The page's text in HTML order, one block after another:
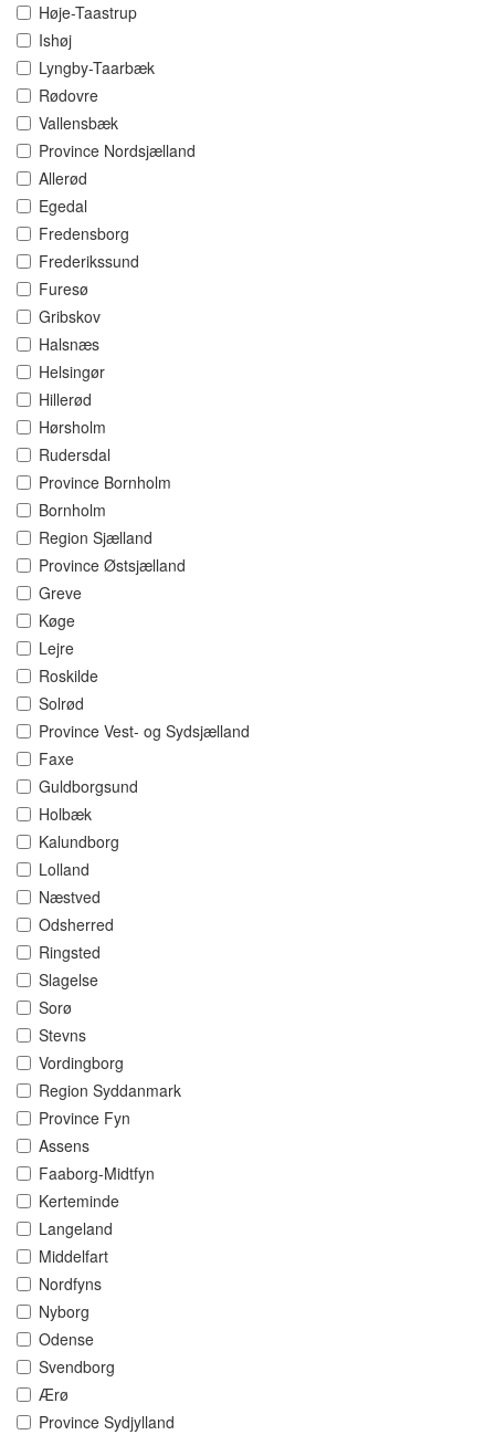
Høje-Taastrup
Ishøj
Lyngby-Taarbæk
Rødovre
Vallensbæk
Province Nordsjælland
Allerød
Egedal
Fredensborg
Frederikssund
Furesø
Gribskov
Halsnæs
Helsingør
Hillerød
Hørsholm
Rudersdal
Province Bornholm
Bornholm
Region Sjælland
Province Østsjælland
Greve
Køge
Lejre
Roskilde
Solrød
Province Vest- og Sydsjælland
Faxe
Guldborgsund
Holbæk
Kalundborg
Lolland
Næstved
Odsherred
Ringsted
Slagelse
Sorø
Stevns
Vordingborg
Region Syddanmark
Province Fyn
Assens
Faaborg-Midtfyn
Kerteminde
Langeland
Middelfart
Nordfyns
Nyborg
Odense
Svendborg
Ærø
Province Sydjylland